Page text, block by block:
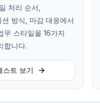
처리 순서,
션 방식, 마감 대응에서
무 스타일을 16가지
합니다.
스트 보기